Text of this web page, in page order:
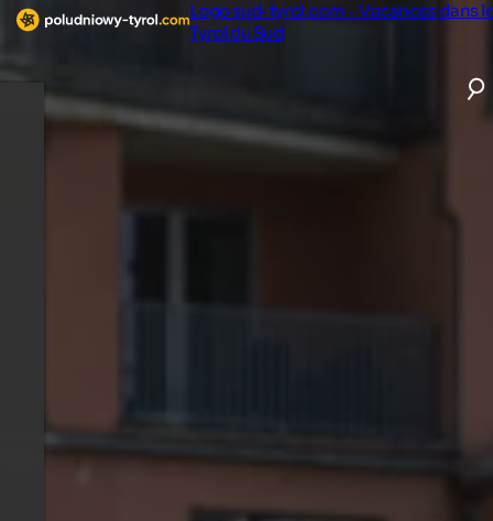
Logo sud-tyrol.com - Vacances dans
Tyrol du Sud